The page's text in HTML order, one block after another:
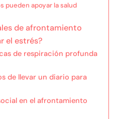
pueden apoyar la salud
de afrontamiento
el estrés?
de respiración profunda
de llevar un diario para
en el afrontamiento